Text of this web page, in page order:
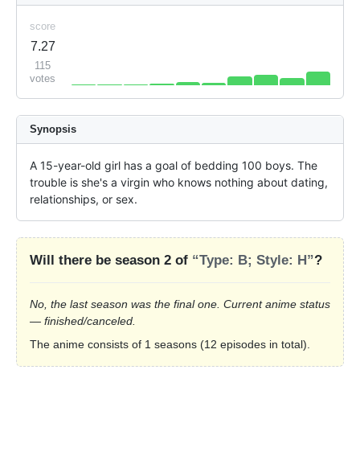
score
7.27
115
votes
Synopsis
A 15-year-old girl has a goal of bedding 100 boys. The
trouble is she's a virgin who knows nothing about dating,
relationships, or sex.
Will there be season 2 of “Type: B; Style: H”?
No, the last season was the final one. Current anime status
— finished/canceled.
The anime consists of 1 seasons (12 episodes in total).